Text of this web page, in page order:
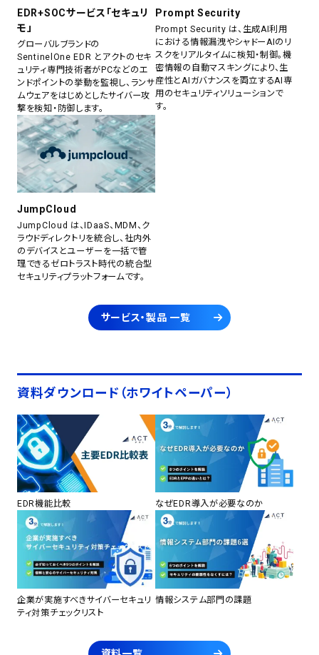
EDR+SOCサービス「セキュリ
モ」
グローバルブランドの
SentinelOne EDR とアクトのセキ
ュリティ専門技術者がPCなどのエ
ンドポイントの挙動を監視し、ランサ
ムウェアをはじめとしたサイバー攻
撃を検知・防御します。
Prompt Security
Prompt Security は、生成AI利用
における情報漏洩やシャドーAIのリ
スクをリアルタイムに検知・制御。機
密情報の自動マスキングにより、生
産性とAIガバナンスを両立するAI専
用のセキュリティソリューションで
す。
JumpCloud
JumpCloud は、IDaaS、MDM、ク
ラウドディレクトリを統合し、社内外
のデバイスとユーザーを一括で管
理できるゼロトラスト時代の統合型
セキュリティプラットフォームです。
サービス・製品 一覧
資料ダウンロード（ホワイトペーパー）
EDR機能比較 なぜEDR導入が必要なのか
企業が実施すべきサイバーセキュリ
ティ対策チェックリスト
情報システム部門の課題